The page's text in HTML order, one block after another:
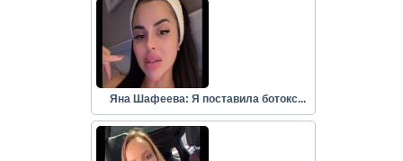
Яна Шафеева: Я поставила ботокс...